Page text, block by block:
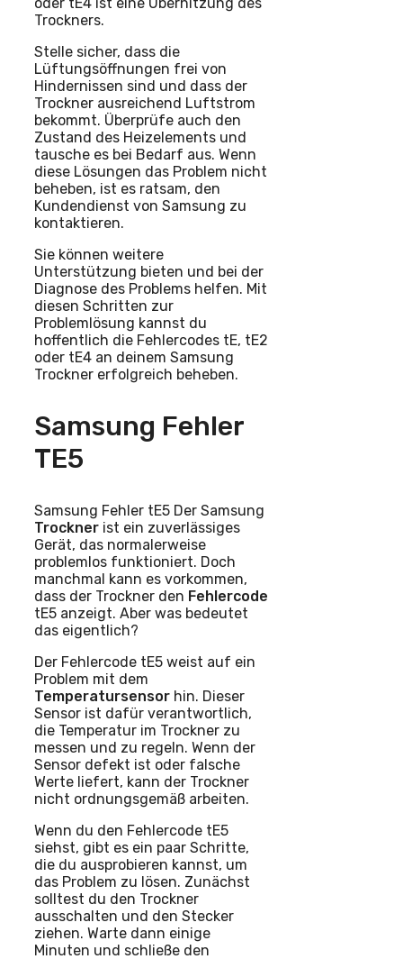
Trockners.
Stelle sicher, dass die
Lüftungsöffnungen frei von
Hindernissen sind und dass der
Trockner ausreichend Luftstrom
bekommt. Überprüfe auch den
Zustand des Heizelements und
tausche es bei Bedarf aus. Wenn
diese Lösungen das Problem nicht
beheben, ist es ratsam, den
Kundendienst von Samsung zu
kontaktieren.
Sie können weitere
Unterstützung bieten und bei der
Diagnose des Problems helfen. Mit
diesen Schritten zur
Problemlösung kannst du
hoffentlich die Fehlercodes tE, tE2
oder tE4 an deinem Samsung
Trockner erfolgreich beheben.
Samsung Fehler
TE5
Samsung Fehler tE5 Der Samsung
Trockner ist ein zuverlässiges
Gerät, das normalerweise
problemlos funktioniert. Doch
manchmal kann es vorkommen,
dass der Trockner den Fehlercode
tE5 anzeigt. Aber was bedeutet
das eigentlich?
Der Fehlercode tE5 weist auf ein
Problem mit dem
Temperatursensor hin. Dieser
Sensor ist dafür verantwortlich,
die Temperatur im Trockner zu
messen und zu regeln. Wenn der
Sensor defekt ist oder falsche
Werte liefert, kann der Trockner
nicht ordnungsgemäß arbeiten.
Wenn du den Fehlercode tE5
siehst, gibt es ein paar Schritte,
die du ausprobieren kannst, um
das Problem zu lösen. Zunächst
solltest du den Trockner
ausschalten und den Stecker
ziehen. Warte dann einige
Minuten und schließe den